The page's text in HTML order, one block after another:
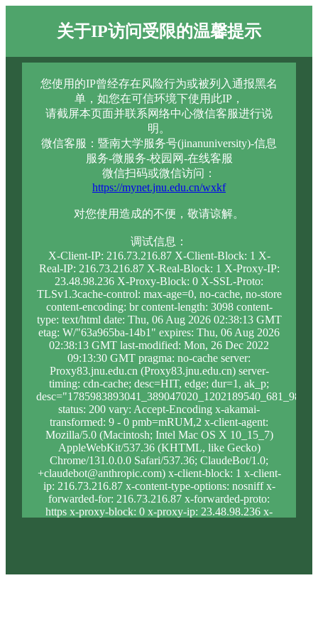
关于IP访问受限的温馨提示
您使用的IP曾经存在风险行为或被列入通报黑名
单，如您在可信环境下使用此IP，
请截屏本页面并联系网络中心微信客服进行说
明。
微信客服：暨南大学服务号(jinanuniversity)-信息
服务-微服务-校园网-在线客服
微信扫码或微信访问：
https://mynet.jnu.edu.cn/wxkf
对您使用造成的不便，敬请谅解。
调试信息：
X-Client-IP: 216.73.216.87 X-Client-Block: 1 X-
Real-IP: 216.73.216.87 X-Real-Block: 1 X-Proxy-IP:
23.48.98.236 X-Proxy-Block: 0 X-SSL-Proto:
TLSv1.3cache-control: max-age=0, no-cache, no-store
content-encoding: br content-length: 3098 content-
type: text/html date: Thu, 06 Aug 2026 02:38:13 GMT
etag: W/"63a965ba-14b1" expires: Thu, 06 Aug 2026
02:38:13 GMT last-modified: Mon, 26 Dec 2022
09:13:30 GMT pragma: no-cache server:
Proxy83.jnu.edu.cn (Proxy83.jnu.edu.cn) server-
timing: cdn-cache; desc=HIT, edge; dur=1, ak_p;
status: 200 vary: Accept-Encoding x-akamai-
transformed: 9 - 0 pmb=mRUM,2 x-client-agent:
Mozilla/5.0 (Macintosh; Intel Mac OS X 10_15_7)
AppleWebKit/537.36 (KHTML, like Gecko)
Chrome/131.0.0.0 Safari/537.36; ClaudeBot/1.0;
+claudebot@anthropic.com) x-client-block: 1 x-client-
ip: 216.73.216.87 x-content-type-options: nosniff x-
forwarded-for: 216.73.216.87 x-forwarded-proto:
https x-proxy-block: 0 x-proxy-ip: 23.48.98.236 x-